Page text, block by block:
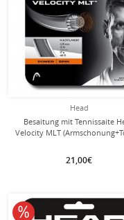
Head
Besaitung mit Tennissaite
Velocity MLT
21,00€
10% reduziert